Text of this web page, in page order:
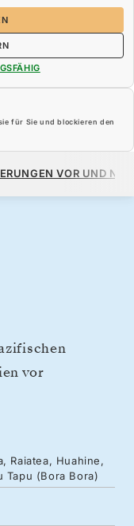
für Sie und blockieren den
VOR UND
vor
warmen
Inseln, die vor
– von
Täler bis
tropischer
Raiatea, Huahine,
Tapu (Bora Bora)